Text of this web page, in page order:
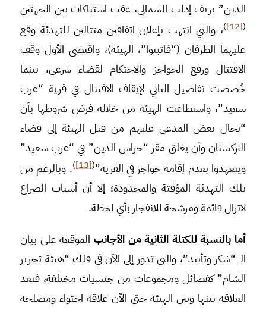
الدين” بريف إدلب الشمالي، عقب اشتباكات بين الجهتين
(
[12]
)، والتي انتهت بإعلان اتفاقين متتالين للتهدئة وقع
عليهما الطرفان (“فاثبتوا”، الهيئة)، واقتضى الأول وقف
الاقتتال ورفع الحواجز والاحتكام لقضاء شرعي، بينما
خُصصت تفاصيل الثاني لإيقاف الاقتتال في قرية “عرب
سعيد”، واستطاعت الهيئة من خلاله فرض شروطها بأن
“يحال بعض المدعى عليهم من قبل الهيئة إلى قضاء
التركستان وأن يغلق مقر “حراس الدين” في “عرب سعيد”
ويتعهدوا بعدم إقامة حواجز في القرية”(
[13]
). وبالرغم من
تلك التهدئة المؤقتة والمحدودة؛ إلا أن أسباب الصراع
لاتزال قائمة ومرشحة للانفجار بأي لحظة.
أما بالنسبة للكتلة الثانية من الأجانب الموقعة على بيان
الـ “شكر وتأييد”، والتي تدور إلى الآن في فلك “هيئة تحرير
الشام” كفصائل ومجموعات من جنسيات مختلفة، فتعد
العلاقة بينها وبين الهيئة حتى الآن علاقة احتواء ومصلحة